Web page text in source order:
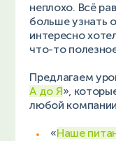
неплохо. Всё
больше узнать
интересно
что-то
Предлагаем
А до Я»,
любой
«Наше